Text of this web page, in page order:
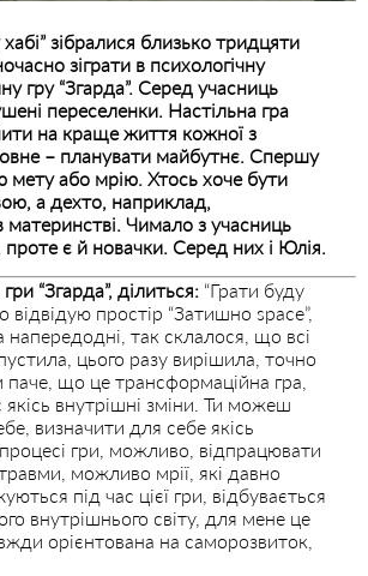
зібралися близько тридцяти
зіграти в психологічну
гру “Згарда”. Серед учасниць
переселенки. Настільна гра
на краще життя кожної з
– планувати майбутнє. Спершу
мету або мрію. Хтось хоче бути
а дехто, наприклад,
материнстві. Чимало з учасниць
проте є й новачки. Серед них і Юлія.
“Згарда”, ділиться: “Грати буду
простір “Затишно space”,
напередодні, так склалося, що всі
цього разу вирішила, точно
паче, що це трансформаційна гра,
якісь внутрішні зміни. Ти можеш
визначити для себе якісь
процесі гри, можливо, відпрацювати
можливо мрії, які давно
під час цієї гри, відбувається
внутрішнього світу, для мене це
орієнтована на саморозвиток,